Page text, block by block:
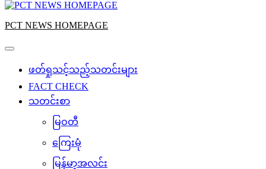
PCT NEWS HOMEPAGE
ဖတ်ရှုသင့်သည့်သတင်းများ
FACT CHECK
သတင်းစာ
မြဝတီ
ကြေးမုံ
မြန်မာ့အလင်း